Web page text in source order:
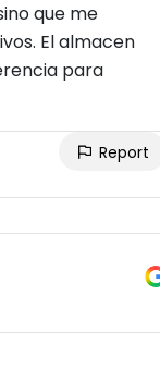
que me
El almacen
para
Report